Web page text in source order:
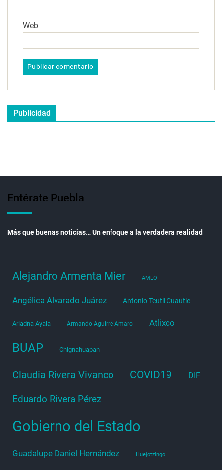
Web
Publicidad
Entérate Puebla
Más que buenas noticias… Un enfoque a la verdadera realidad
Alejandro Armenta Mier AMLO
Angélica Alvarado Juárez Antonio Teutli Cuautle
Ariadna Ayala Armando Aguirre Amaro Atlixco
BUAP Chignahuapan
Claudia Rivera Vivanco COVID19 DIF
Eduardo Rivera Pérez
Gobierno del Estado
Guadalupe Daniel Hernández Huejotzingo